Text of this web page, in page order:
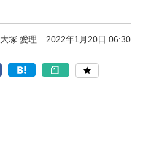
大塚 愛理 2022年1月20日 06:30